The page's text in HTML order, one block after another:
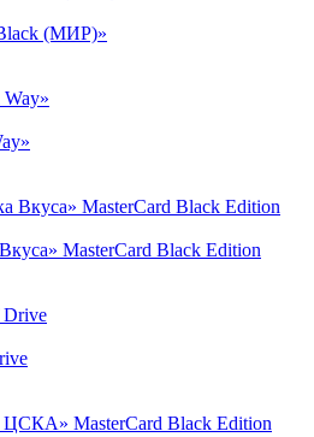
(МИР)»
MasterCard Вlack Edition